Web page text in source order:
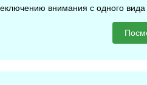
внимания с одного вида